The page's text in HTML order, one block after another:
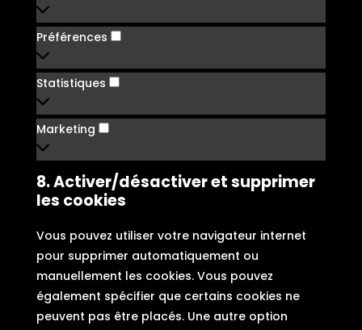
Préférences Préférences
Statistiques Statistiques
Marketing Marketing
8. Activer/désactiver et supprimer
les cookies
Vous pouvez utiliser votre navigateur internet
pour supprimer automatiquement ou
manuellement les cookies. Vous pouvez
également spécifier que certains cookies ne
peuvent pas être placés. Une autre option